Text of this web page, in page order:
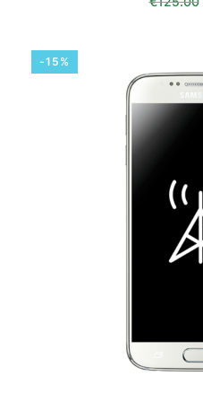
-15%